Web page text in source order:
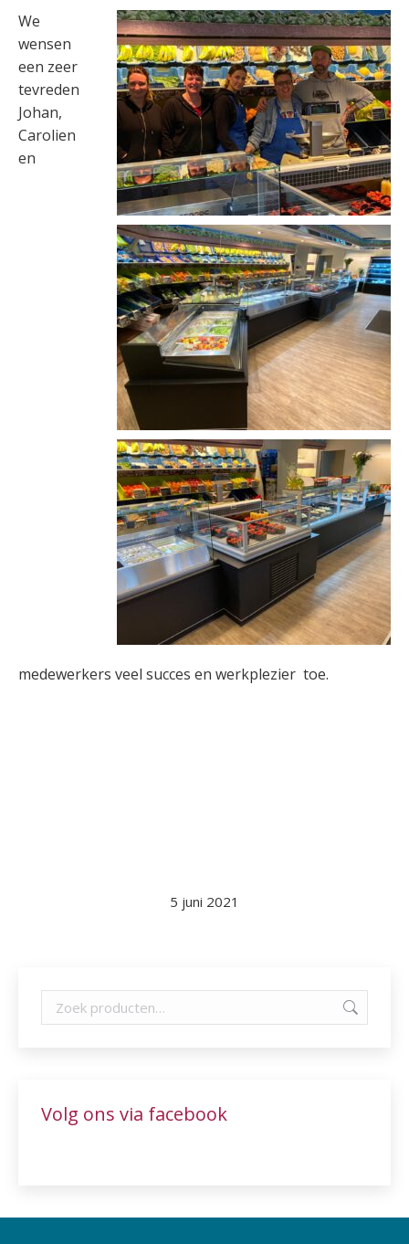
We
wensen
een zeer
tevreden
Johan,
Carolien
en
medewerkers veel succes en werkplezier toe.
5 juni 2021
Volg ons via facebook